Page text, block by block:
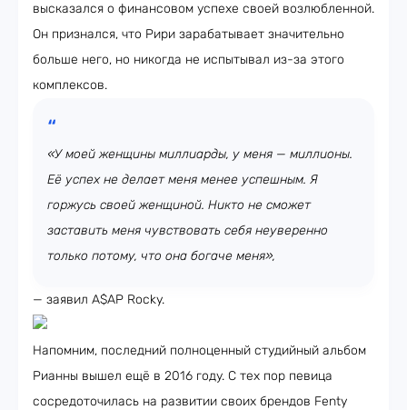
высказался о финансовом успехе своей возлюбленной.
Он признался, что Рири зарабатывает значительно
больше него, но никогда не испытывал из-за этого
комплексов.
«У моей женщины миллиарды, у меня — миллионы.
Её успех не делает меня менее успешным. Я
горжусь своей женщиной. Никто не сможет
заставить меня чувствовать себя неуверенно
только потому, что она богаче меня»,
— заявил A$AP Rocky.
Напомним, последний полноценный студийный альбом
Рианны вышел ещё в 2016 году. С тех пор певица
сосредоточилась на развитии своих брендов Fenty